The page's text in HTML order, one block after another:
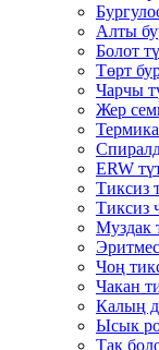
Алты
Болот
Төрт
Чарчы
Жер
ERW
Тиксиз
Тиксиз
Муздак
Чоң
Чакан
Калың
Ысык
Так